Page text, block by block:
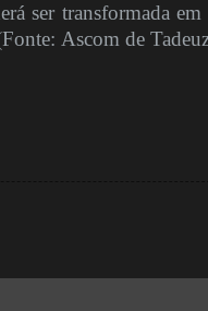
ser transformada em
Ascom de